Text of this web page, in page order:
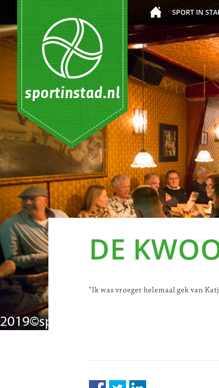
SPORT IN
DE
"Ik was vroeger helemaal gek van